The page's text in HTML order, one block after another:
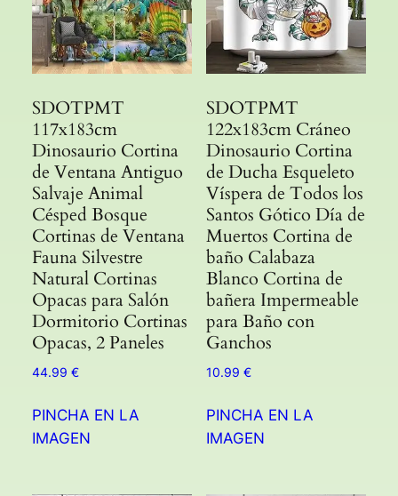
SDOTPMT
117x183cm
Dinosaurio Cortina
de Ventana Antiguo
Salvaje Animal
Césped Bosque
Cortinas de Ventana
Fauna Silvestre
Natural Cortinas
Opacas para Salón
Dormitorio Cortinas
Opacas, 2 Paneles
44.99 €
PINCHA EN LA
IMAGEN
SDOTPMT
122x183cm Cráneo
Dinosaurio Cortina
de Ducha Esqueleto
Víspera de Todos los
Santos Gótico Día de
Muertos Cortina de
baño Calabaza
Blanco Cortina de
bañera Impermeable
para Baño con
Ganchos
10.99 €
PINCHA EN LA
IMAGEN